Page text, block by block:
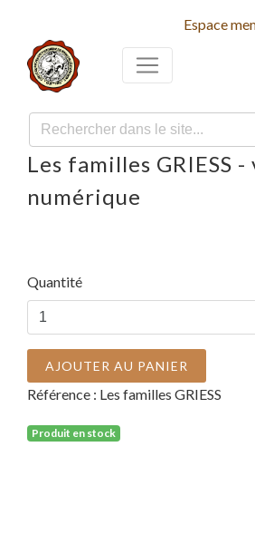
Espace
Les familles GRIESS
numérique
Quantité
AJOUTER AU PANIER
Référence : Les familles GRIESS
Produit en stock